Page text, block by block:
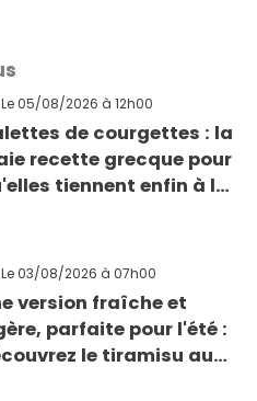
Le 05/08/2026 à 12h00
de courgettes : la
recette grecque pour
tiennent enfin à la
Le 03/08/2026 à 07h00
version fraîche et
parfaite pour l'été :
le tiramisu au